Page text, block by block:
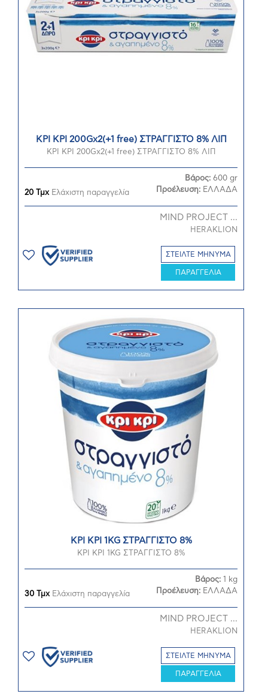
ΚΡΙ ΚΡΙ 200Gx2(+1 free) ΣΤΡΑΓΓΙΣΤΟ 8% ΛΙΠ
ΚΡΙ ΚΡΙ 200Gx2(+1 free) ΣΤΡΑΓΓΙΣΤΟ 8% ΛΙΠ
20 ΤμχΕλάχιστη παραγγελία
Βάρος: 600 gr
Προέλευση: ΕΛΛΑΔΑ
MIND PROJECT ...
HERAKLION
ΣΤΕΙΛΤΕ ΜΗΝΥΜΑ
ΠΑΡΑΓΓΕΛΙΑ
ΚΡΙ ΚΡΙ 1KG ΣΤΡΑΓΓΙΣΤΟ 8%
ΚΡΙ ΚΡΙ 1KG ΣΤΡΑΓΓΙΣΤΟ 8%
30 ΤμχΕλάχιστη παραγγελία
Βάρος: 1 kg
Προέλευση: ΕΛΛΑΔΑ
MIND PROJECT ...
HERAKLION
ΣΤΕΙΛΤΕ ΜΗΝΥΜΑ
ΠΑΡΑΓΓΕΛΙΑ